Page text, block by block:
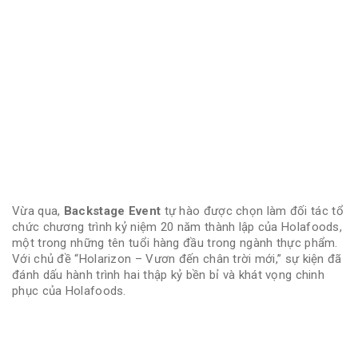
Vừa qua, Backstage Event tự hào được chọn làm đối tác tổ
chức chương trình kỷ niệm 20 năm thành lập của Holafoods,
một trong những tên tuổi hàng đầu trong ngành thực phẩm.
Với chủ đề “Holarizon – Vươn đến chân trời mới,” sự kiện đã
đánh dấu hành trình hai thập kỷ bền bỉ và khát vọng chinh
phục của Holafoods.